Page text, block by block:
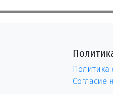
Политика
Согласие